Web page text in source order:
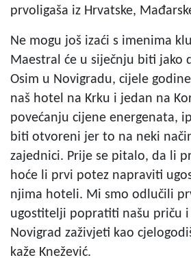
prvoligaša iz Hrvatske,
Ne mogu još izaći s imenima
Maestral će u siječnju biti jako
Osim u Novigradu, cijele
naš hotel na Krku i jedan na
povećanju cijene energenata,
biti otvoreni jer to na neki
zajednici. Prije se pitalo, da li
hoće li prvi potez napraviti
njima hoteli. Mi smo odlučili
ugostitelji popratiti našu priču i
Novigrad zaživjeti kao
kaže Knežević.